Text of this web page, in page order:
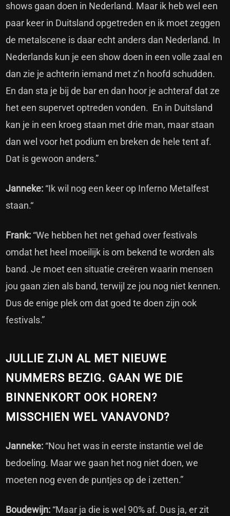
shows gaan doen in Nederland. Maar ik heb wel een
paar keer in Duitsland opgetreden en ik moet zeggen
de metalscene is daar echt anders dan Nederland. In
Nederlands kun je een show doen in een volle zaal en
dan zie je achterin iemand met z’n hoofd schudden.
En dan sta je bij de bar en dan hoor je achteraf dat ze
het een supervet optreden vonden. En in Duitsland
kan je in een kroeg staan met drie man, maar staan
dan wel voor het podium en breken de hele tent af.
Dat is gewoon anders.”
Janneke: “Ik wil nog een keer op Inferno Metalfest
staan.“
Frank: “We hebben het net gehad over festivals
omdat het heel moeilijk is om bekend te worden als
band. Je moet een situatie creëren waarin mensen
jou gaan zien als band, terwijl ze jou nog niet kennen.
Dus de enige plek om dat goed te doen zijn ook
festivals.”
JULLIE ZIJN AL MET NIEUWE
NUMMERS BEZIG. GAAN WE DIE
BINNENKORT OOK HOREN?
MISSCHIEN WEL VANAVOND?
Janneke: “Nou het was in eerste instantie wel de
bedoeling. Maar we gaan het nog niet doen, we
moeten nog even de puntjes op de i zetten.”
Boudewijn: “Maar ja die is wel 90% af. Dus ja, er zit